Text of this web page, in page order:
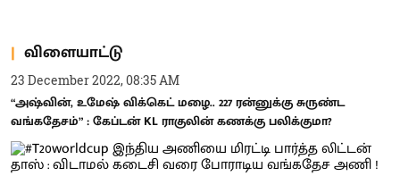
விளையாட்டு
23 December 2022, 08:35 AM
“அஷ்வின், உமேஷ் விக்கெட் மழை.. 227 ரன்னுக்கு சுருண்ட
வங்கதேசம்” : கேப்டன் KL ராகுலின் கணக்கு பலிக்குமா?